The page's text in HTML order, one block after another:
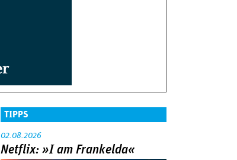
TIPPS
02.08.2026
Netflix: »I am Frankelda«